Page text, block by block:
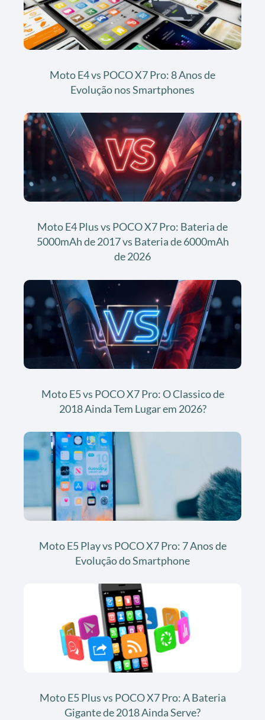
Moto E4 vs POCO X7 Pro: 8 Anos de
Evolução nos Smartphones
Moto E4 Plus vs POCO X7 Pro: Bateria de
5000mAh de 2017 vs Bateria de 6000mAh
de 2026
Moto E5 vs POCO X7 Pro: O Classico de
2018 Ainda Tem Lugar em 2026?
Moto E5 Play vs POCO X7 Pro: 7 Anos de
Evolução do Smartphone
Moto E5 Plus vs POCO X7 Pro: A Bateria
Gigante de 2018 Ainda Serve?